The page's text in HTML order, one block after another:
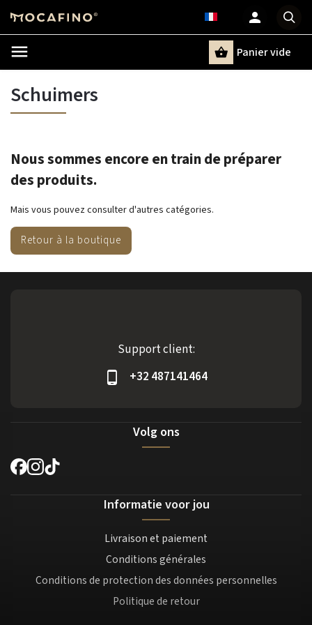
Panier vide
Schuimers
Nous sommes encore en train de préparer
des produits.
Mais vous pouvez consulter d'autres catégories.
Retour à la boutique
Support client:
+32 487141464
Volg ons
Informatie voor jou
Livraison et paiement
Conditions générales
Conditions de protection des données personnelles
Politique de retour